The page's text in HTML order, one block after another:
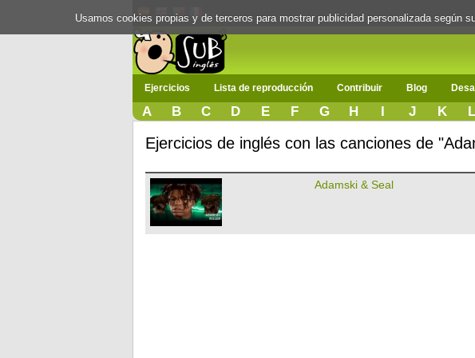
Ejercicios Lista de reproducción Contribuir Blog
A B C D E F G H I J K L
Ejercicios de inglés con las canciones de
Adamski & Seal
Usamos cookies propias y de terceros para mostrar publicidad personalizada según